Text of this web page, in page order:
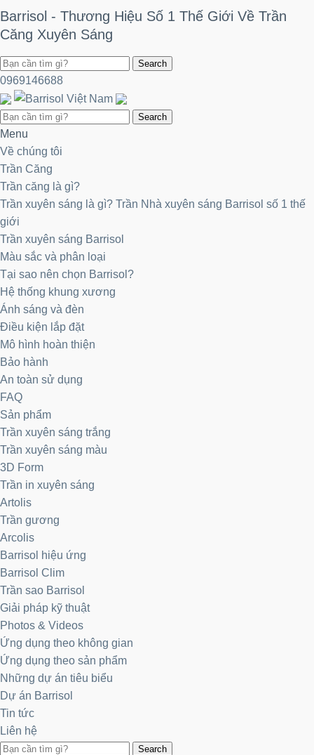
Chuyển
đến
dung
Barrisol - Thương Hiệu Số 1 Thế Giới Về Trần
Căng Xuyên Sáng
Search
0969146688
Search
Menu
Về chúng tôi
Trần Căng
Trần căng là gì?
Trần xuyên sáng là gì? Trần Nhà xuyên sáng Barrisol số 1 thế
giới
Trần xuyên sáng Barrisol
Màu sắc và phân loại
Tại sao nên chọn Barrisol?
Hệ thống khung xương
Ánh sáng và đèn
Điều kiện lắp đặt
Mô hình hoàn thiện
Bảo hành
An toàn sử dụng
FAQ
Sản phẩm
Trần xuyên sáng trắng
Trần xuyên sáng màu
3D Form
Trần in xuyên sáng
Artolis
Trần gương
Arcolis
Barrisol hiệu ứng
Barrisol Clim
Trần sao Barrisol
Giải pháp kỹ thuật
Photos & Videos
Ứng dụng theo không gian
Ứng dụng theo sản phẩm
Những dự án tiêu biểu
Dự án Barrisol
Tin tức
Liên hệ
Search